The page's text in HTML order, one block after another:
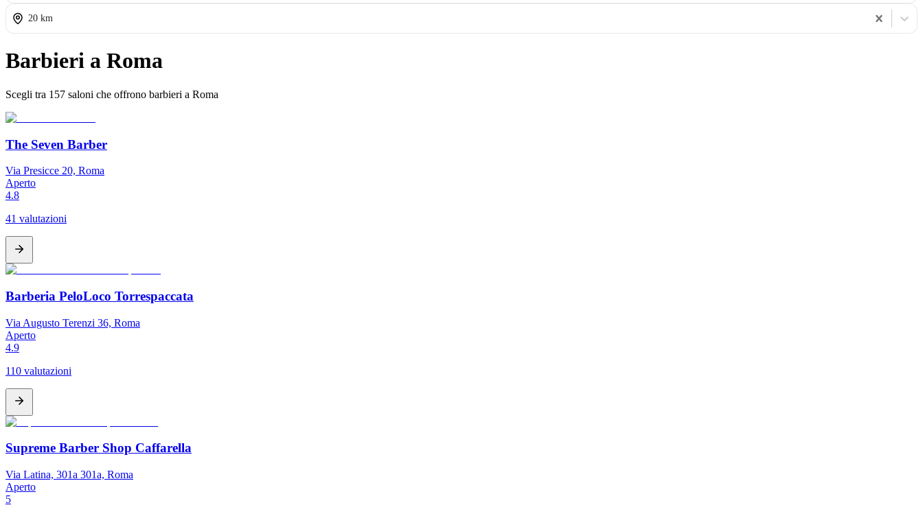
20 km
Barbieri a Roma
Scegli tra 157 saloni che offrono barbieri a Roma
The Seven Barber
Via Presicce 20, Roma
Aperto
4.8
41 valutazioni
Barberia PeloLoco Torrespaccata
Via Augusto Terenzi 36, Roma
Aperto
4.9
110 valutazioni
Supreme Barber Shop Caffarella
Via Latina, 301a 301a, Roma
Aperto
5